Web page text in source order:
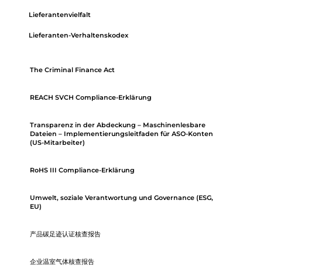
Lieferantenvielfalt
Lieferanten-Verhaltenskodex
The Criminal Finance Act
REACH SVCH Compliance-Erklärung
Transparenz in der Abdeckung – Maschinenlesbare
Dateien – Implementierungsleitfaden für ASO-Konten
(US-Mitarbeiter)
RoHS III Compliance-Erklärung
Umwelt, soziale Verantwortung und Governance (ESG,
EU)
产品碳足迹认证核查报告
企业温室气体核查报告